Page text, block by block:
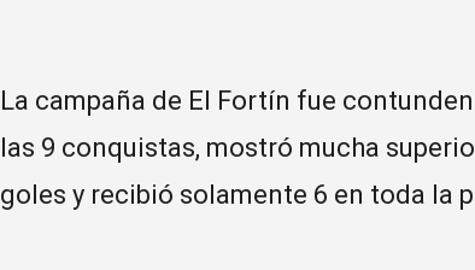
La campaña de El Fortín fue
las 9 conquistas, mostró mucha
goles y recibió solamente 6 en toda la